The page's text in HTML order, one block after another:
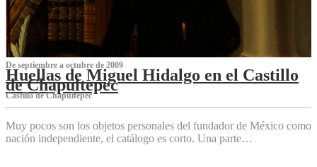
De septiembre a octubre de 2009
Huellas de Miguel Hidalgo en el Castillo
de Chapultepec
Castillo de Chapultepec
Muy pocos son los objetos personales del fundador de México como
nación independiente, el catálogo es corto. Una parte…